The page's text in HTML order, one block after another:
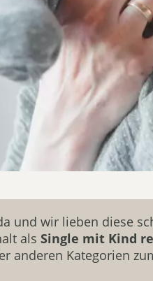
und wir lieben diese
als Single mit Kind
anderen Kategorien